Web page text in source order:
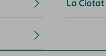
La Ciotat